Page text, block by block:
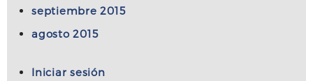
septiembre 2015
agosto 2015
Iniciar sesión